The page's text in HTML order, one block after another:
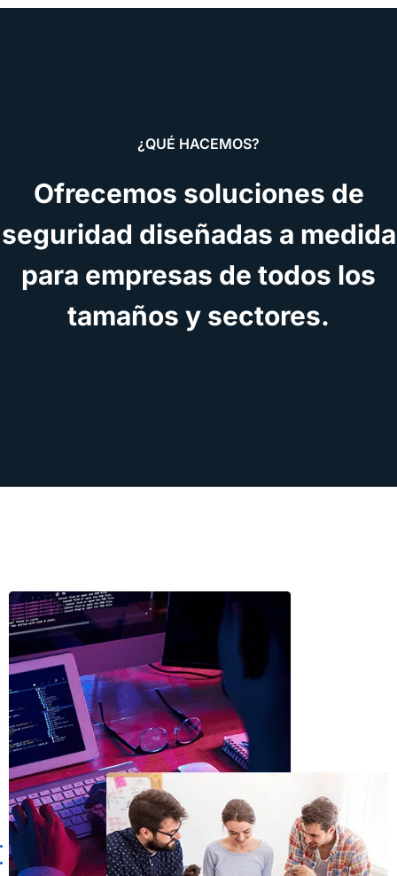
¿QUÉ HACEMOS?
Ofrecemos soluciones de
seguridad diseñadas a medida
para empresas de todos los
tamaños y sectores.